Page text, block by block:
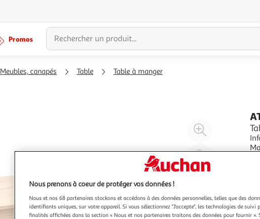
Promos
Meubles, canapés Table Table à manger
Agrandir
à
200%
Réduire
100
%
le
produit
Nous prenons à coeur de protéger vos données !
Nous et nos 68 partenaires stockons et accédons à des données personnelles, telles que des
identifiants uniques, sur votre appareil. Si vous sélectionnez "J'accepte", les technologies de suivi
finalités affichées dans la section « Nous et nos partenaires traitons des données pour fournir ».